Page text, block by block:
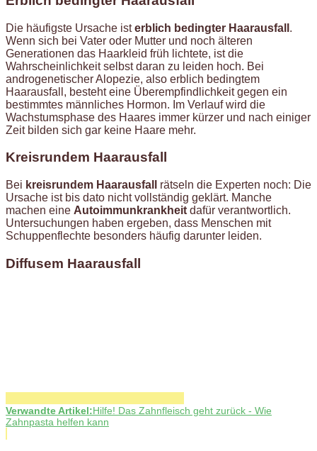
Die häufigste Ursache isterblich bedingter Haarausfall .
Wenn sich bei Vater oder Mutter und noch älteren
Generationen das Haarkleid früh lichtete, ist die
Wahrscheinlichkeit selbst daran zu leiden hoch. Bei
androgenetischer Alopezie, also erblich bedingtem
Haarausfall, besteht eine Überempfindlichkeit gegen ein
bestimmtes männliches Hormon. Im Verlauf wird die
Wachstumsphase des Haares immer kürzer und nach einiger
Zeit bilden sich gar keine Haare mehr.
Kreisrundem Haarausfall
Bei kreisrundem Haarausfall
rätseln die Experten noch: Die
Ursache ist bis dato nicht vollständig geklärt. Manche
machen eine Autoimmunkrankheit dafür verantwortlich.
Untersuchungen haben ergeben, dass Menschen mit
Schuppenflechte besonders häufig darunter leiden.
Diffusem Haarausfall
Verwandte Artikel:Hilfe! Das Zahnfleisch geht zurück - Wie
Zahnpasta helfen kann